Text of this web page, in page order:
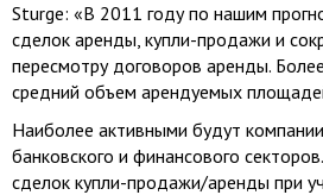
Sturge: «В 2011 году по нашим
сделок аренды, купли-продажи и
пересмотру договоров аренды.
средний объем арендуемых
Наиболее активными будут
банковского и финансового
сделок купли-продажи/аренды при